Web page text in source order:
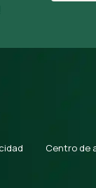
Centro de